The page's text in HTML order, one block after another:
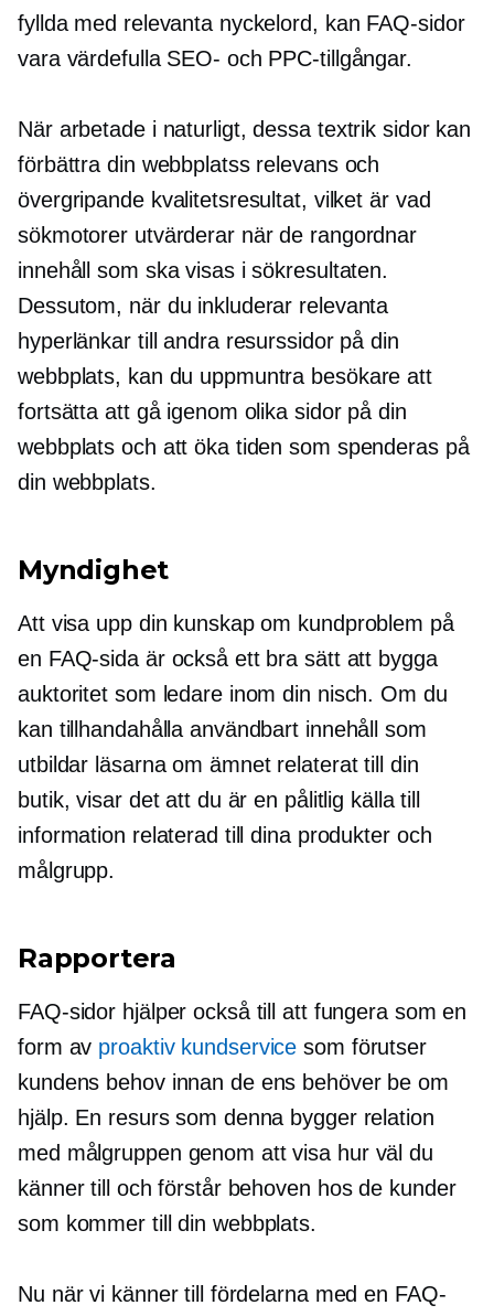
fyllda med relevanta nyckelord, kan FAQ-sidor
vara värdefulla SEO- och PPC-tillgångar.
När arbetade i naturligt, dessa textrik sidor kan
förbättra din webbplatss relevans och
övergripande kvalitetsresultat, vilket är vad
sökmotorer utvärderar när de rangordnar
innehåll som ska visas i sökresultaten.
Dessutom, när du inkluderar relevanta
hyperlänkar till andra resurssidor på din
webbplats, kan du uppmuntra besökare att
fortsätta att gå igenom olika sidor på din
webbplats och att öka tiden som spenderas på
din webbplats.
Myndighet
Att visa upp din kunskap om kundproblem på
en FAQ-sida är också ett bra sätt att bygga
auktoritet som ledare inom din nisch. Om du
kan tillhandahålla användbart innehåll som
utbildar läsarna om ämnet relaterat till din
butik, visar det att du är en pålitlig källa till
information relaterad till dina produkter och
målgrupp.
Rapportera
FAQ-sidor hjälper också till att fungera som en
form av proaktiv kundservice som förutser
kundens behov innan de ens behöver be om
hjälp. En resurs som denna bygger relation
med målgruppen genom att visa hur väl du
känner till och förstår behoven hos de kunder
som kommer till din webbplats.
Nu när vi känner till fördelarna med en FAQ-